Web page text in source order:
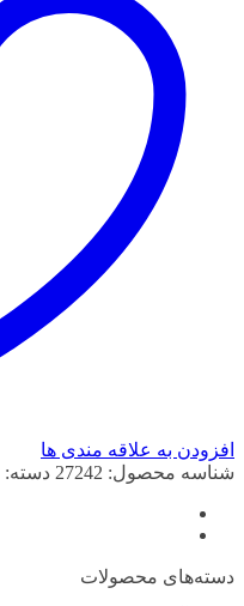
افزودن به علاقه مندی ها
شناسه محصول: 27242 دسته:
دسته‌های محصولات